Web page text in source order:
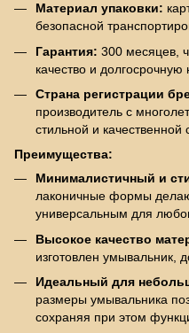
Материал упаковки:
безопасной
Гарантия: 300 месяцев,
качество и
Страна регистрации
производитель с
стильной и качественной
Преимущества:
Минималистичный и
лаконичные формы
универсальным для
Высокое качество
изготовлен умывальник,
Идеальный для
размеры умывальника
сохраняя при этом